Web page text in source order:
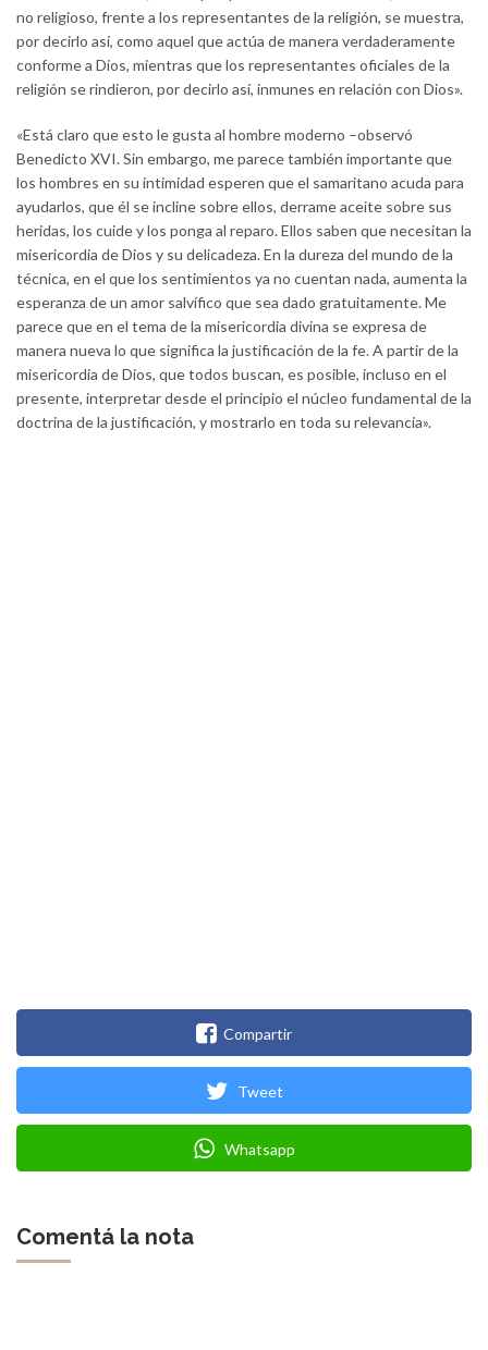
no religioso, frente a los representantes de la religión, se muestra,
por decirlo así, como aquel que actúa de manera verdaderamente
conforme a Dios, mientras que los representantes oficiales de la
religión se rindieron, por decirlo así, inmunes en relación con Dios».
«Está claro que esto le gusta al hombre moderno –observó
Benedicto XVI. Sin embargo, me parece también importante que
los hombres en su intimidad esperen que el samaritano acuda para
ayudarlos, que él se incline sobre ellos, derrame aceite sobre sus
heridas, los cuide y los ponga al reparo. Ellos saben que necesitan la
misericordia de Dios y su delicadeza. En la dureza del mundo de la
técnica, en el que los sentimientos ya no cuentan nada, aumenta la
esperanza de un amor salvífico que sea dado gratuitamente. Me
parece que en el tema de la misericordia divina se expresa de
manera nueva lo que significa la justificación de la fe. A partir de la
misericordia de Dios, que todos buscan, es posible, incluso en el
presente, interpretar desde el principio el núcleo fundamental de la
doctrina de la justificación, y mostrarlo en toda su relevancia».
Compartir
Tweet
Whatsapp
Comentá la nota